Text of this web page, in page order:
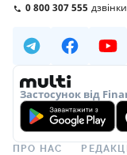
0 800 307 555
Застосунок від
ПРО НАС